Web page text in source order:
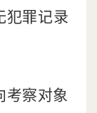
犯罪记录
考察对象